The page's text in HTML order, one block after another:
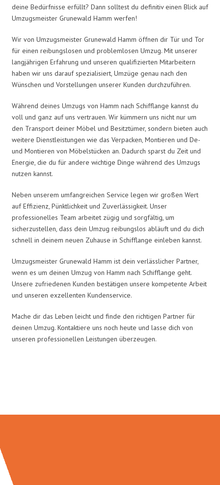
deine Bedürfnisse erfüllt? Dann solltest du definitiv einen Blick auf
Umzugsmeister Grunewald Hamm werfen!
Wir von Umzugsmeister Grunewald Hamm öffnen dir Tür und Tor
für einen reibungslosen und problemlosen Umzug. Mit unserer
langjährigen Erfahrung und unseren qualifizierten Mitarbeitern
haben wir uns darauf spezialisiert, Umzüge genau nach den
Wünschen und Vorstellungen unserer Kunden durchzuführen.
Während deines Umzugs von Hamm nach Schifflange kannst du
voll und ganz auf uns vertrauen. Wir kümmern uns nicht nur um
den Transport deiner Möbel und Besitztümer, sondern bieten auch
weitere Dienstleistungen wie das Verpacken, Montieren und De-
und Montieren von Möbelstücken an. Dadurch sparst du Zeit und
Energie, die du für andere wichtige Dinge während des Umzugs
nutzen kannst.
Neben unserem umfangreichen Service legen wir großen Wert
auf Effizienz, Pünktlichkeit und Zuverlässigkeit. Unser
professionelles Team arbeitet zügig und sorgfältig, um
sicherzustellen, dass dein Umzug reibungslos abläuft und du dich
schnell in deinem neuen Zuhause in Schifflange einleben kannst.
Umzugsmeister Grunewald Hamm ist dein verlässlicher Partner,
wenn es um deinen Umzug von Hamm nach Schifflange geht.
Unsere zufriedenen Kunden bestätigen unsere kompetente Arbeit
und unseren exzellenten Kundenservice.
Mache dir das Leben leicht und finde den richtigen Partner für
deinen Umzug. Kontaktiere uns noch heute und lasse dich von
unseren professionellen Leistungen überzeugen.